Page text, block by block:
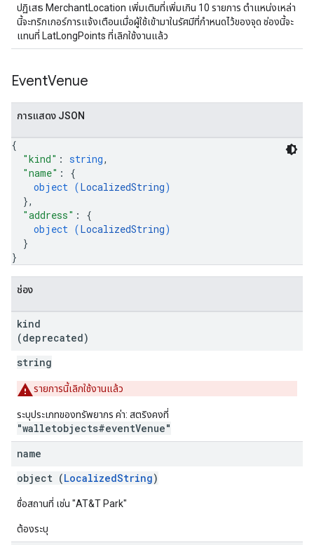
ปฏิเสธ MerchantLocation เพิ่มเติมที่เพิ่มเกิน 10 รายการ ตำแหน่งเหล่า
นี้จะทริกเกอร์การแจ้งเตือนเมื่อผู้ใช้เข้ามาในรัศมีที่กำหนดไว้ของจุด ช่องนี้จะ
แทนที่ LatLongPoints ที่เลิกใช้งานแล้ว
EventVenue
การแสดง JSON
{
"kind" : string,
"name" : {
object (LocalizedString)
},
"address" : {
object (LocalizedString)
}
}
ช่อง
kind
(deprecated)
string
รายการนี้เลิกใช้งานแล้ว
ระบุประเภทของทรัพยากร ค่า: สตริงคงที่
"walletobjects#eventVenue"
name
object (LocalizedString)
ชื่อสถานที่ เช่น "AT&T Park"
ต้องระบุ